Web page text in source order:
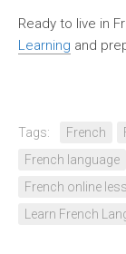
Ready to live in
Learning and
Tags: French
French language
French online
Learn French